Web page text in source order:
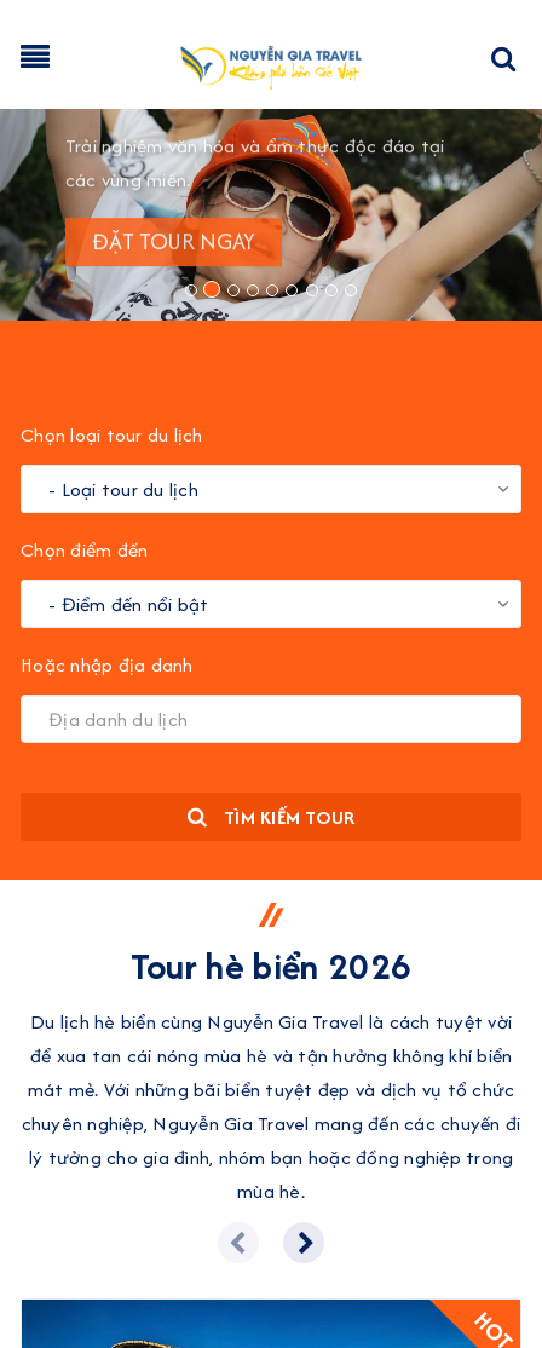
Trải nghiệm văn hóa và ẩm thực độc đáo tại
các vùng miền.
ĐẶT TOUR NGAY
Previous
Chọn loại tour du lịch
Chọn điểm đến
Hoặc nhập địa danh
TÌM KIẾM TOUR
Tour hè biển 2026
Du lịch hè biển cùng Nguyễn Gia Travel là cách tuyệt vời
để xua tan cái nóng mùa hè và tận hưởng không khí biển
mát mẻ. Với những bãi biển tuyệt đẹp và dịch vụ tổ chức
chuyên nghiệp, Nguyễn Gia Travel mang đến các chuyến đi
lý tưởng cho gia đình, nhóm bạn hoặc đồng nghiệp trong
mùa hè.
HOT